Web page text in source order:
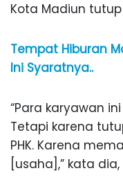
Kota Madiun
Tempat Hiburan
Ini Syaratnya..
“Para karyawan
Tetapi karena
PHK. Karena
[usaha],” kata